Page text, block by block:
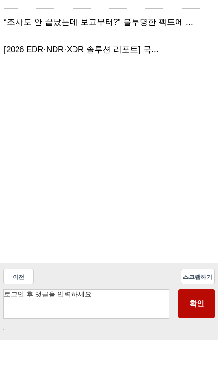
“조사도 안 끝났는데 보고부터?” 불투명한 팩트에 ...
[2026 EDR·NDR·XDR 솔루션 리포트] 국...
이전 스크랩하기